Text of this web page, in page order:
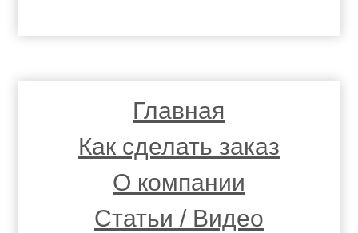
Главная
Как сделать заказ
О компании
Статьи / Видео